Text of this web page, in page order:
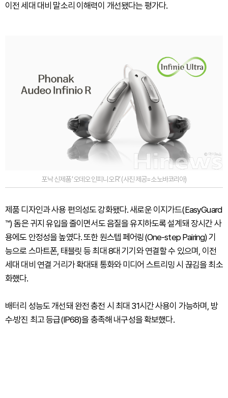
이전 세대 대비 말소리 이해력이 개선됐다는 평가다.
포낙 신제품 ‘오데오 인피니오 R’ (사진 제공=소노바코리아)
제품 디자인과 사용 편의성도 강화됐다. 새로운 이지가드(EasyGuard
™) 돔은 귀지 유입을 줄이면서도 음질을 유지하도록 설계돼 장시간 사
용에도 안정성을 높였다. 또한 원스텝 페어링(One-step Pairing) 기
능으로 스마트폰, 태블릿 등 최대 8대 기기와 연결할 수 있으며, 이전
세대 대비 연결 거리가 확대돼 통화와 미디어 스트리밍 시 끊김을 최소
화했다.
배터리 성능도 개선돼 완전 충전 시 최대 31시간 사용이 가능하며, 방
수·방진 최고 등급(IP68)을 충족해 내구성을 확보했다.